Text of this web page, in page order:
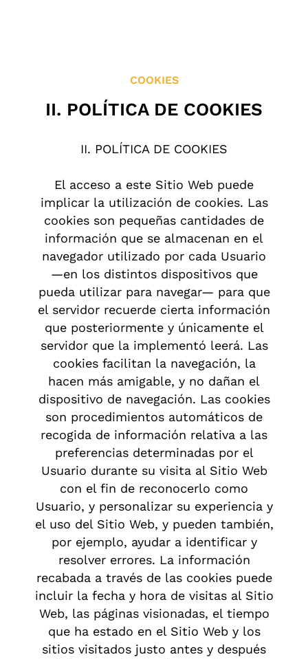
COOKIES
II. POLÍTICA DE COOKIES
II. POLÍTICA DE COOKIES
El acceso a este Sitio Web puede
implicar la utilización de cookies. Las
cookies son pequeñas cantidades de
información que se almacenan en el
navegador utilizado por cada Usuario
—en los distintos dispositivos que
pueda utilizar para navegar— para que
el servidor recuerde cierta información
que posteriormente y únicamente el
servidor que la implementó leerá. Las
cookies facilitan la navegación, la
hacen más amigable, y no dañan el
dispositivo de navegación. Las cookies
son procedimientos automáticos de
recogida de información relativa a las
preferencias determinadas por el
Usuario durante su visita al Sitio Web
con el fin de reconocerlo como
Usuario, y personalizar su experiencia y
el uso del Sitio Web, y pueden también,
por ejemplo, ayudar a identificar y
resolver errores. La información
recabada a través de las cookies puede
incluir la fecha y hora de visitas al Sitio
Web, las páginas visionadas, el tiempo
que ha estado en el Sitio Web y los
sitios visitados justo antes y después